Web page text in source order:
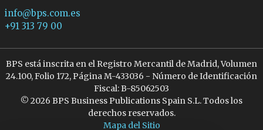
info@bps.com.es
+91 313 79 00
BPS está inscrita en el Registro Mercantil de Madrid, Volumen
24.100, Folio 172, Página M-433036 - Número de Identificación
Fiscal: B-85062503
© 2026 BPS Business Publications Spain S.L. Todos los
derechos reservados.
Mapa del Sitio